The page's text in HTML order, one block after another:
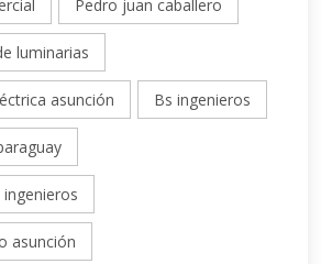
Pedro juan caballero
luminarias
asunción Bs ingenieros
asunción